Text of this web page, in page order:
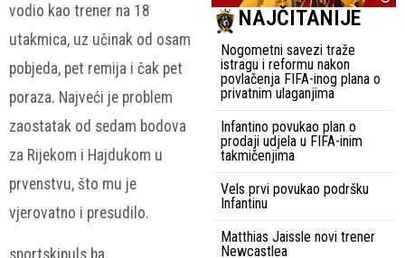
vodio kao trener na 18
utakmica, uz učinak od osam
pobjeda, pet remija i čak pet
poraza. Najveći je problem
zaostatak od sedam bodova
za Rijekom i Hajdukom u
prvenstvu, što mu je
vjerovatno i presudilo.
NAJČITANIJE
Nogometni savezi traže
istragu i reformu nakon
povlačenja FIFA-inog plana o
privatnim ulaganjima
Infantino povukao plan o
prodaji udjela u FIFA-inim
takmičenjima
Vels prvi povukao podršku
Infantinu
Matthias Jaissle novi trener
Newcastlea